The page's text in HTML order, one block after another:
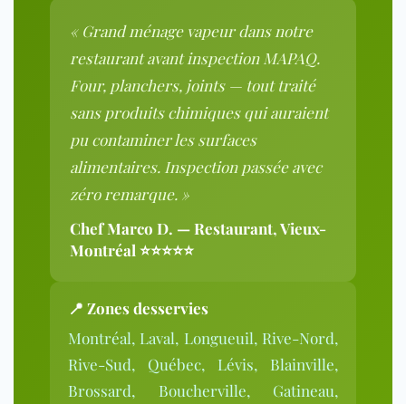
« Grand ménage vapeur dans notre
restaurant avant inspection MAPAQ.
Four, planchers, joints — tout traité
sans produits chimiques qui auraient
pu contaminer les surfaces
alimentaires. Inspection passée avec
zéro remarque. »
Chef Marco D. — Restaurant, Vieux-
Montréal ⭐⭐⭐⭐⭐
📍 Zones desservies
Montréal, Laval, Longueuil, Rive-Nord,
Rive-Sud, Québec, Lévis, Blainville,
Brossard, Boucherville, Gatineau,